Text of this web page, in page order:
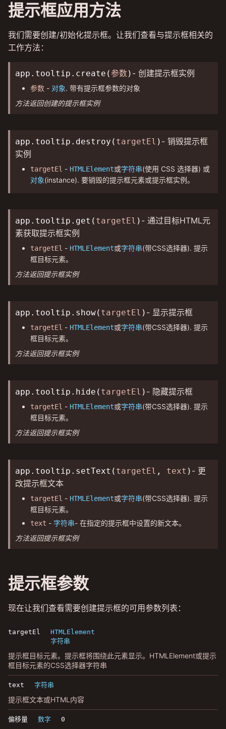
提示框应用方法
我们需要创建/初始化提示框。让我们查看与提示框相关的
工作方法：
app.tooltip.create(参数) - 创建提示框实例
参数 - 对象. 带有提示框参数的对象
方法返回创建的提示框实例
app.tooltip.destroy( targetEl ) - 销毁提示框
实例
targetEl - HTMLElement或字符串(使用 CSS 选择器) 或
对象(instance). 要销毁的提示框元素或提示框实例。
app.tooltip.get( targetEl ) - 通过目标HTML元
素获取提示框实例
targetEl - HTMLElement或字符串(带CSS选择器). 提示
框目标元素。
方法返回提示框实例
app.tooltip.show( targetEl ) - 显示提示框
targetEl - HTMLElement或字符串(带CSS选择器). 提示
框目标元素。
方法返回提示框实例
app.tooltip.hide( targetEl ) - 隐藏提示框
targetEl - HTMLElement或字符串(带CSS选择器). 提示
框目标元素。
方法返回提示框实例
app.tooltip.setText( targetEl , text ) - 更
改提示框文本
targetEl - HTMLElement或字符串(带CSS选择器). 提示
框目标元素。
text - 字符串- 在指定的提示框中设置的新文本。
方法返回提示框实例
提示框参数
现在让我们查看需要创建提示框的可用参数列表：
targetEl
HTMLElement
字符串
提示框目标元素。提示框将围绕此元素显示。HTMLElement或提示
框目标元素的CSS选择器字符串
text 字符串
提示框文本或HTML内容
偏移量 数字 0